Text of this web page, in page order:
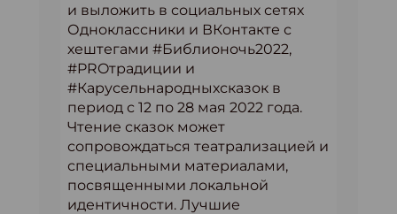
и выложить в социальных сетях
Одноклассники и ВКонтакте с
хештегами #Библионочь2022,
#PROтрадиции и
#Карусельнародныхсказок в
период с 12 по 28 мая 2022 года.
Чтение сказок может
сопровождаться театрализацией и
специальными материалами,
посвященными локальной
идентичности. Лучшие